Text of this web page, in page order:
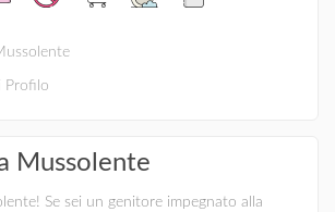
Profilo
Mussolente
Se sei un genitore impegnato alla